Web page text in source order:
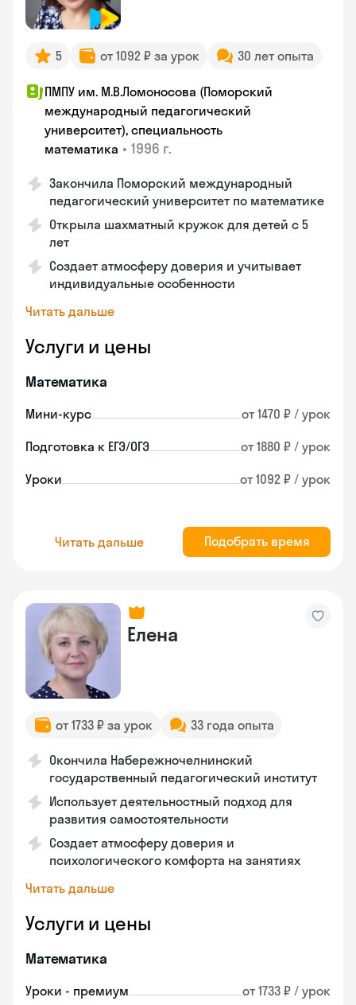
5 от 1092 ₽ за урок 30 лет опыта
ПМПУ им. М.В.Ломоносова (Поморский
международный педагогический
университет), специальность
математика • 1996 г.
Закончила Поморский международный
педагогический университет по математике
Открыла шахматный кружок для детей с 5
лет
Создает атмосферу доверия и учитывает
индивидуальные особенности
Читать дальше
Услуги и цены
Математика
Мини-курс от 1470 ₽ / урок
Подготовка к ЕГЭ/ОГЭ от 1880 ₽ / урок
Уроки от 1092 ₽ / урок
Читать дальше Подобрать время
Елена
от 1733 ₽ за урок 33 года опыта
Окончила Набережночелнинский
государственный педагогический институт
Использует деятельностный подход для
развития самостоятельности
Создает атмосферу доверия и
психологического комфорта на занятиях
Читать дальше
Услуги и цены
Математика
Уроки - премиум от 1733 ₽ / урок